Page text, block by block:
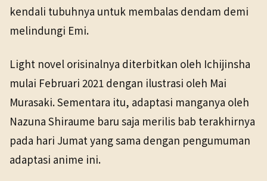
kendali tubuhnya untuk membalas dendam demi
melindungi Emi.
Light novel orisinalnya diterbitkan oleh Ichijinsha
mulai Februari 2021 dengan ilustrasi oleh Mai
Murasaki. Sementara itu, adaptasi manganya oleh
Nazuna Shiraume baru saja merilis bab terakhirnya
pada hari Jumat yang sama dengan pengumuman
adaptasi anime ini.